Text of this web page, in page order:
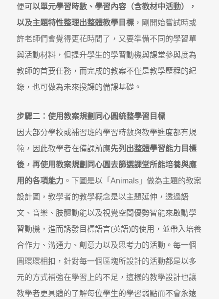
便可以單元學習時數、學習內容（含教材中活動），
以及主題特性整理出整體教學目標，剛開始嘗試時或
許老師們會覺得更花時間了，又要準備不同的學習單
與活動材料，但提升學生的學習動機與課堂參與度為
教師的首要任務，而完成的教案不僅是教學歷程的紀
錄，也可做為未來授課的備課基礎。
步驟二：使用教案規劃同心圓統整學習目標
因大部分學校或補習班的學習時數與教學進度都有規
範，因此教學者在備課前應先列出整體學習能力目標
後，再使用教案規劃同心圓去篩選課堂所能培養與應
用的各項能力 。下圖是以「Animals」做為主題的教案
設計圖，教學者的教學概念是以主題延伸，透過語
文、音樂、肢體動能以及視覺空間優勢智能來啟動學
習動機，進而誘發目標語言(英語)的使用，並帶入培養
合作力、溝通力、創意力以及思考力的活動。每一個
圓環環相扣，針對每一個區塊所設計的活動都是以多
元的方式補強在學習上的不足，這樣的教學設計也讓
教學者更具體的了解每位學生的學習弱點而不會永遠